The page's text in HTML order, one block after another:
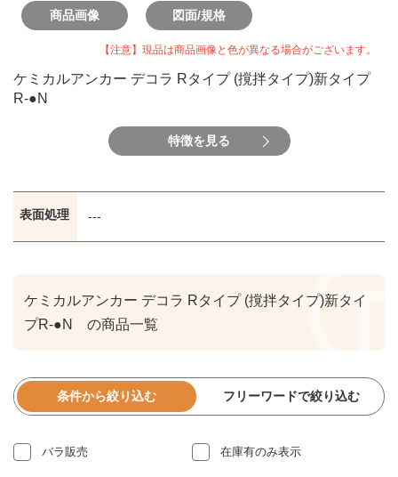
商品画像 図面/規格
【注意】現品は商品画像と色が異なる場合がございます。
ケミカルアンカー デコラ Rタイプ (撹拌タイプ)新タイプ
R-●N
特徴を見る
表面処理 ---
ケミカルアンカー デコラ Rタイプ (撹拌タイプ)新タイ
プR-●N の商品一覧
条件から絞り込む フリーワードで絞り込む
バラ販売 在庫有のみ表示